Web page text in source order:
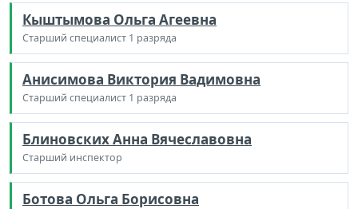
Кыштымова Ольга Агеевна
Старший специалист 1 разряда
Анисимова Виктория Вадимовна
Старший специалист 1 разряда
Блиновских Анна Вячеславовна
Старший инспектор
Ботова Ольга Борисовна